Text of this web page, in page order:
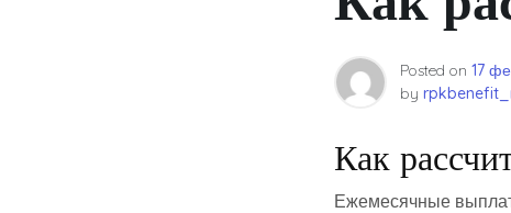
Posted on 17
by
Как
Ежемесячные